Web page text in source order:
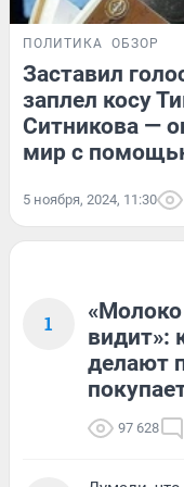
ПОЛИТИКА ОБЗОР
Заставил
заплел косу
Ситникова —
мир с
5 ноября, 2024, 11:30
1
«Молоко
видит»:
делают
97 628